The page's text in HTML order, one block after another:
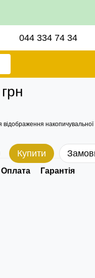
044 334 74 34
відображення накопичувальної
Купити
Оплата Гарантія